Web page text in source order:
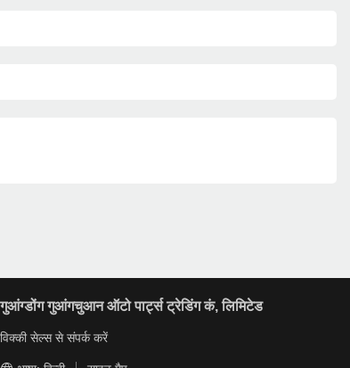
गुआंग्डोंग गुआंगचुआन ऑटो पार्ट्स ट्रेडिंग कं, लिमिटेड
विक्की सेल्स से संपर्क करें